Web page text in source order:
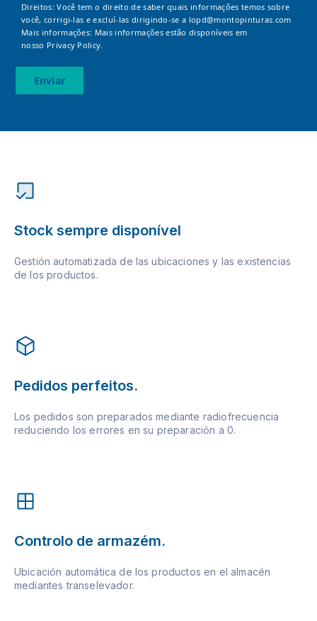
Direitos: Você tem o direito de saber quais informações temos sobre
você, corrigi-las e excluí-las dirigindo-se a lopd@montopinturas.com
Mais informações: Mais informações estão disponíveis em
nosso Privacy Policy.
Enviar
Stock sempre disponível
Gestión automatizada de las ubicaciones y las existencias
de los productos.
Pedidos perfeitos.
Los pedidos son preparados mediante radiofrecuencia
reduciendo los errores en su preparación a 0.
Controlo de armazém.
Ubicación automática de los productos en el almacén
mediantes transelevador.